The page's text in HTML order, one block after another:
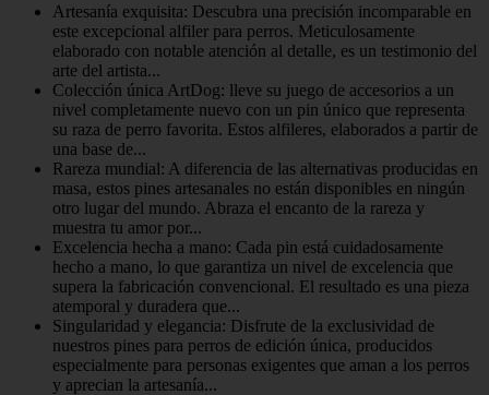
Artesanía exquisita: Descubra una precisión incomparable en
este excepcional alfiler para perros. Meticulosamente
elaborado con notable atención al detalle, es un testimonio del
arte del artista...
Colección única ArtDog: lleve su juego de accesorios a un
nivel completamente nuevo con un pin único que representa
su raza de perro favorita. Estos alfileres, elaborados a partir de
una base de...
Rareza mundial: A diferencia de las alternativas producidas en
masa, estos pines artesanales no están disponibles en ningún
otro lugar del mundo. Abraza el encanto de la rareza y
muestra tu amor por...
Excelencia hecha a mano: Cada pin está cuidadosamente
hecho a mano, lo que garantiza un nivel de excelencia que
supera la fabricación convencional. El resultado es una pieza
atemporal y duradera que...
Singularidad y elegancia: Disfrute de la exclusividad de
nuestros pines para perros de edición única, producidos
especialmente para personas exigentes que aman a los perros
y aprecian la artesanía...